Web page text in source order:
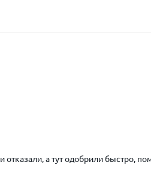
отказали, а тут одобрили быстро,